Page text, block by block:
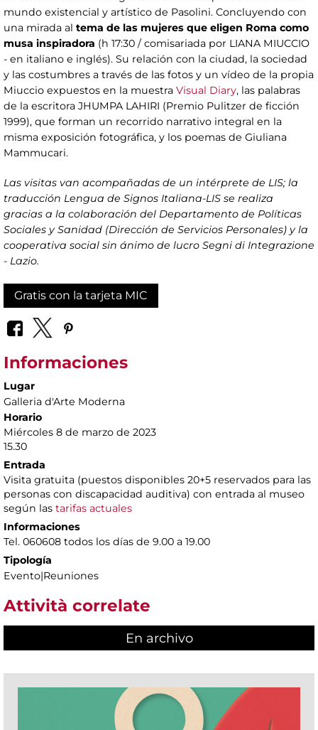
mundo existencial y artístico de Pasolini. Concluyendo con
una mirada al tema de las mujeres que eligen Roma como
musa inspiradora (h 17:30 / comisariada por LIANA MIUCCIO
- en italiano e inglés). Su relación con la ciudad, la sociedad
y las costumbres a través de las fotos y un vídeo de la propia
Miuccio expuestos en la muestra Visual Diary, las palabras
de la escritora JHUMPA LAHIRI (Premio Pulitzer de ficción
1999), que forman un recorrido narrativo integral en la
misma exposición fotográfica, y los poemas de Giuliana
Mammucari.
Las visitas van acompañadas de un intérprete de LIS; la
traducción Lengua de Signos Italiana-LIS se realiza
gracias a la colaboración del Departamento de Políticas
Sociales y Sanidad (Dirección de Servicios Personales) y la
cooperativa social sin ánimo de lucro Segni di Integrazione
- Lazio.
Gratis con la tarjeta MIC
Informaciones
Lugar
Galleria d'Arte Moderna
Horario
Miércoles 8 de marzo de 2023
15.30
Entrada
Visita gratuita (puestos disponibles 20+5 reservados para las
personas con discapacidad auditiva) con entrada al museo
según las tarifas actuales
Informaciones
Tel. 060608 todos los días de 9.00 a 19.00
Tipología
Evento|Reuniones
Attività correlate
En archivo